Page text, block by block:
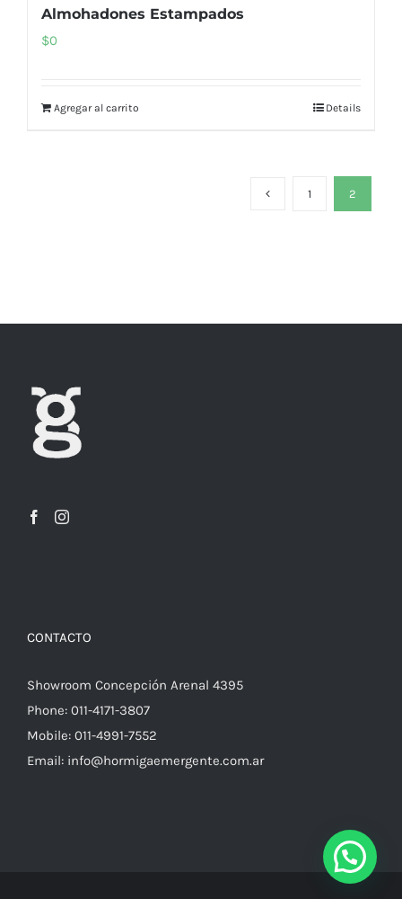
Almohadones Estampados
$0
Agregar al carrito Details
1 2
CONTACTO
Showroom Concepción Arenal 4395
Phone: 011-4171-3807
Mobile: 011-4991-7552
Email: info@hormigaemergente.com.ar